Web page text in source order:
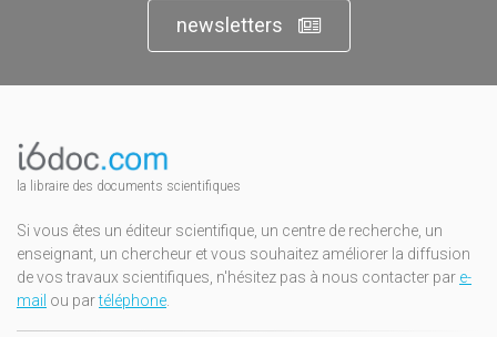
newsletters
la libraire des documents scientifiques
Si vous êtes un éditeur scientifique, un centre de recherche, un
enseignant, un chercheur et vous souhaitez améliorer la diffusion
de vos travaux scientifiques, n'hésitez pas à nous contacter par e-
mail ou partéléphone.